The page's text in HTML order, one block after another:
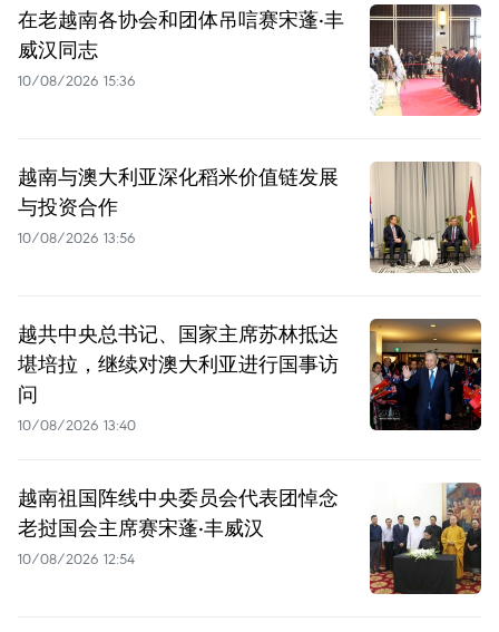
在老越南各协会和团体吊唁赛宋蓬·丰
威汉同志
10/08/2026 15:36
越南与澳大利亚深化稻米价值链发展
与投资合作
10/08/2026 13:56
越共中央总书记、国家主席苏林抵达
堪培拉，继续对澳大利亚进行国事访
问
10/08/2026 13:40
越南祖国阵线中央委员会代表团悼念
老挝国会主席赛宋蓬·丰威汉
10/08/2026 12:54